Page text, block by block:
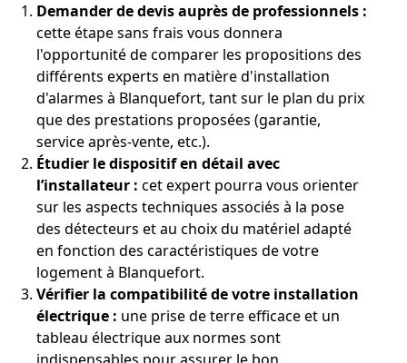
Demander de devis auprès de professionnels :
cette étape sans frais vous donnera
l'opportunité de comparer les propositions des
différents experts en matière d'installation
d'alarmes à Blanquefort, tant sur le plan du prix
que des prestations proposées (garantie,
service après-vente, etc.).
Étudier le dispositif en détail avec
l’installateur : cet expert pourra vous orienter
sur les aspects techniques associés à la pose
des détecteurs et au choix du matériel adapté
en fonction des caractéristiques de votre
logement à Blanquefort.
Vérifier la compatibilité de votre installation
électrique : une prise de terre efficace et un
tableau électrique aux normes sont